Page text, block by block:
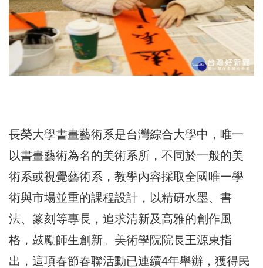
長榮大學書畫藝術系是台灣綜合大學中，唯一
以書畫藝術為名的美術系所，不同於一般的美
術系或視覺藝術系，教學內容採取全國唯一學
術與市場並重的課程設計，以精研水墨、書
法、篆刻等專長，追求清新及高雅的創作風
格，鼓勵師生創新。美術學院院長王源東指
出，這項春節春聯活動已連續4年舉辦，獲得民